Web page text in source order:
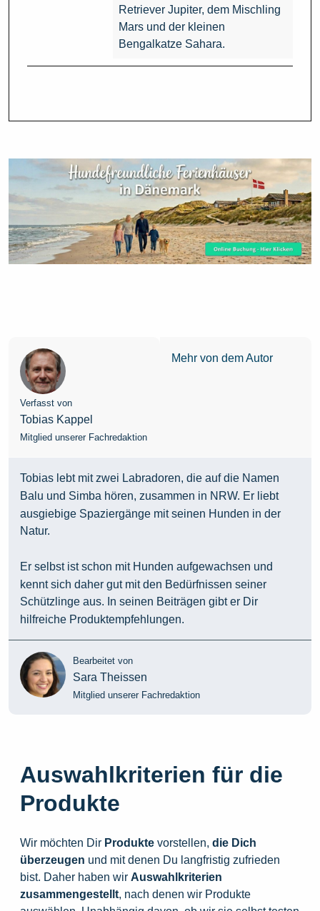
Retriever Jupiter, dem Mischling
Mars und der kleinen
Bengalkatze Sahara.
Verfasst von
Tobias Kappel
Mitglied unserer Fachredaktion
Mehr von dem Autor
Tobias lebt mit zwei Labradoren, die auf die Namen
Balu und Simba hören, zusammen in NRW. Er liebt
ausgiebige Spaziergänge mit seinen Hunden in der
Natur.
Er selbst ist schon mit Hunden aufgewachsen und
kennt sich daher gut mit den Bedürfnissen seiner
Schützlinge aus. In seinen Beiträgen gibt er Dir
hilfreiche Produktempfehlungen.
Bearbeitet von
Sara Theissen
Mitglied unserer Fachredaktion
Auswahlkriterien für die
Produkte
Wir möchten Dir Produkte vorstellen, die Dich
überzeugen und mit denen Du langfristig zufrieden
bist. Daher haben wir Auswahlkriterien
zusammengestellt, nach denen wir Produkte